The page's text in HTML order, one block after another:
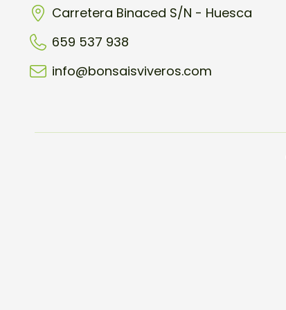
Carretera Binaced S/N - Huesca
659 537 938
info@bonsaisviveros.com